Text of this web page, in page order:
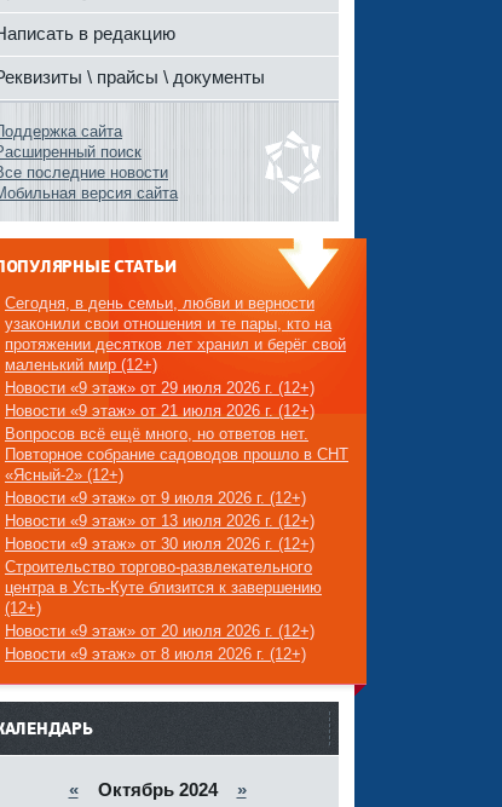
в редакцию
\ прайсы \ документы
сайта
поиск
последние новости
версия сайта
СТАТЬИ
Сегодня, в день семьи, любви и верности
узаконили свои отношения и те пары, кто на
протяжении десятков лет хранил и берёг свой
маленький мир (12+)
Новости «9 этаж» от 29 июля 2026 г. (12+)
Новости «9 этаж» от 21 июля 2026 г. (12+)
Вопросов всё ещё много, но ответов нет.
Повторное собрание садоводов прошло в СНТ
«Ясный-2» (12+)
Новости «9 этаж» от 9 июля 2026 г. (12+)
Новости «9 этаж» от 13 июля 2026 г. (12+)
Новости «9 этаж» от 30 июля 2026 г. (12+)
Строительство торгово-развлекательного
центра в Усть-Куте близится к завершению
(12+)
Новости «9 этаж» от 20 июля 2026 г. (12+)
Новости «9 этаж» от 8 июля 2026 г. (12+)
«Октябрь 2024 »